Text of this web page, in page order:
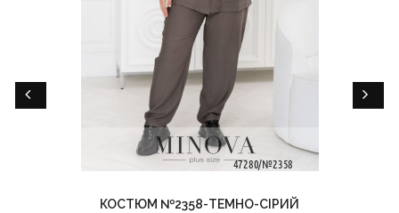
КОСТЮМ №2358-ТЕМНО-СІРИЙ